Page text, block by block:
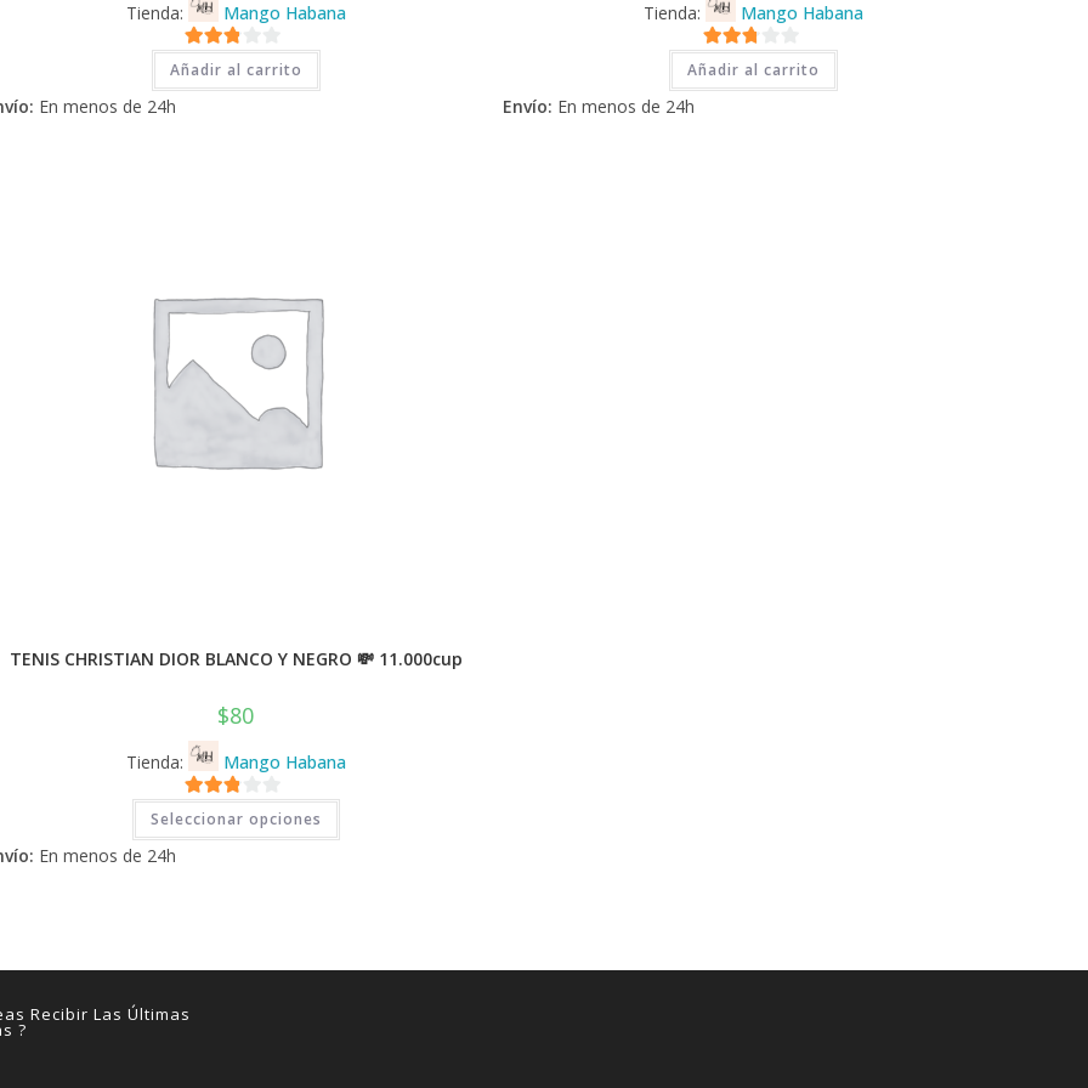
Tienda: Mango Habana
2.71
de 5
Añadir al carrito
En menos de 24h
Tienda: Mango Habana
2.71
de 5
Añadir al carrito
Envío: En menos de 24h
TENIS CHRISTIAN DIOR BLANCO Y NEGRO 💸 11.000cup
$80
Tienda: Mango Habana
2.71
de 5
Seleccionar opciones
Este
tiene
en
En menos de 24h
Recibir Las Últimas
?